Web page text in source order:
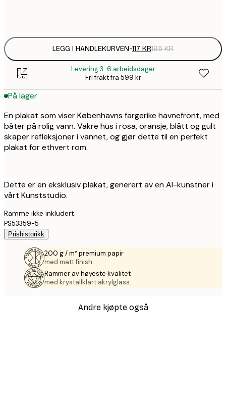
LEGG I HANDLEKURVEN-117 KR195 KR
Levering 3-6 arbeidsdager
Fri frakt fra 599 kr
På lager
En plakat som viser Københavns fargerike havnefront, med
båter på rolig vann. Vakre hus i rosa, oransje, blått og gult
skaper refleksjoner i vannet, og gjør dette til en perfekt
plakat for ethvert rom.
Dette er en eksklusiv plakat, generert av en AI-kunstner i
vårt Kunststudio.
Ramme ikke inkludert.
PS53359-5
Prishistorikk
200 g / m² premium papir
med matt finish.
Rammer av høyeste kvalitet
med krystallklart akrylglass.
Andre kjøpte også